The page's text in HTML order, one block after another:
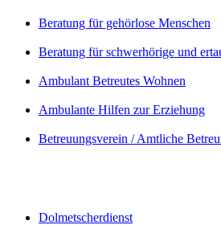
Beratung für gehörlose Menschen
Beratung für schwerhörige und
Ambulant Betreutes Wohnen
Ambulante Hilfen zur Erziehung
Betreuungsverein / Amtliche
Dolmetscherdienst